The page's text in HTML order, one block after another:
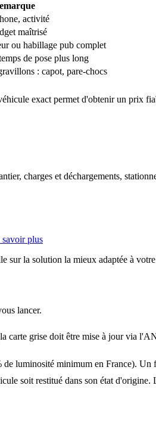
activité
maîtrisé
ou habillage pub complet
de pose plus long
: capot, pare-chocs
exact permet d'obtenir un prix
charges et déchargements,
savoir plus
sur la solution la mieux adaptée à votre
lancer.
carte grise doit être mise à jour via
luminosité minimum en France).
soit restitué dans son état d'origine.